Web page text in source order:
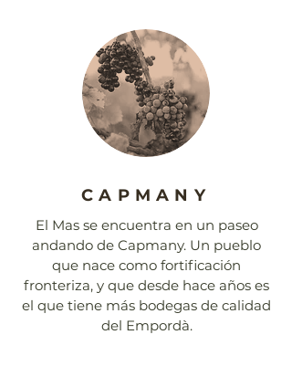
CAPMANY
El Mas se encuentra en un paseo
andando de Capmany. Un pueblo
que nace como fortificación
fronteriza, y que desde hace años es
el que tiene más bodegas de calidad
del Empordà.